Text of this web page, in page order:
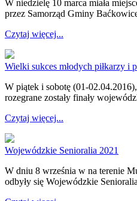
W niedzielę 10 marca miała
przez Samorząd Gminy
Czytaj więcej...
Wielki sukces młodych piłkarzy i
W piątek i sobotę (01-
rozegrane zostały finały
Czytaj więcej...
Wojewódzkie Senioralia 2021
W dniu 8 września w na terenie
odbyły się Wojewódzkie